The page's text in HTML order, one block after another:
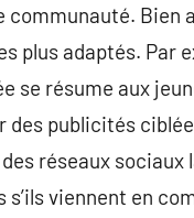
Bien
plus adaptés. Par
se résume aux
des publicités
réseaux
viennent en